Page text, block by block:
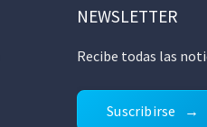
NEWSLETTER
Recibe todas las
Suscribirse